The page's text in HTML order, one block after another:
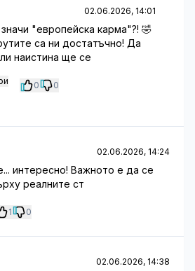
02.06.2026, 14:01
"европейска карма"?! 🤣
са ни достатъчно! Да
наистина ще се
0 0
02.06.2026, 14:24
интересно! Важното е да се
реалните ст
1 0
02.06.2026, 14:38